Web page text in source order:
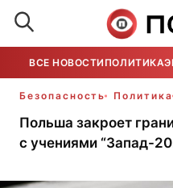
ВСЕ НОВОСТИ ПОЛИТИКА
Безопасность Политика
Польша закроет
с учениями “Запад-